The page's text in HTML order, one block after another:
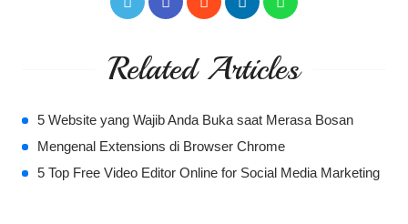
Related Articles
5 Website yang Wajib Anda Buka saat Merasa Bosan
Mengenal Extensions di Browser Chrome
5 Top Free Video Editor Online for Social Media Marketing